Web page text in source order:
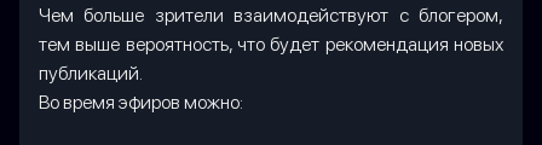
Чем больше зрители взаимодействуют с блогером,
тем выше вероятность, что будет рекомендация новых
публикаций.
Во время эфиров можно: